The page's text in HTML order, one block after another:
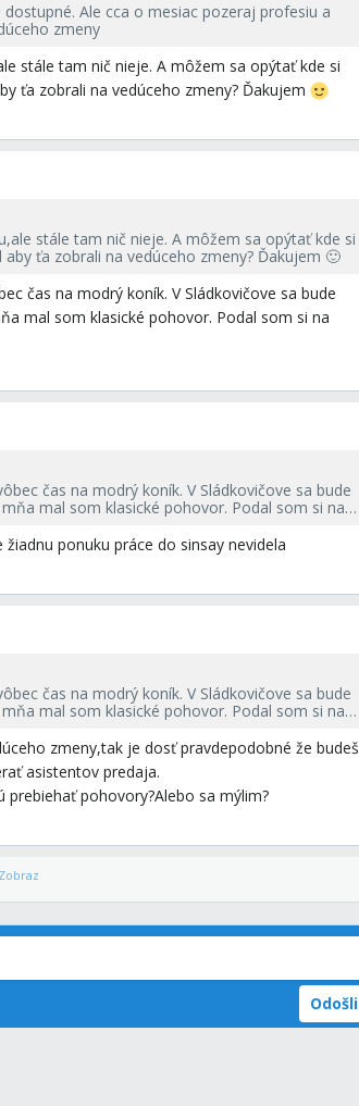
Ale cca o mesiac pozeraj profesiu a
zmeny
stále tam nič nieje. A môžem sa opýtať kde si
ťa zobrali na vedúceho zmeny? Ďakujem
stále tam nič nieje. A môžem sa opýtať kde si
ťa zobrali na vedúceho zmeny? Ďakujem 🙂
čas na modrý koník. V Sládkovičove sa bude
mal som klasické pohovor. Podal som si na
čas na modrý koník. V Sládkovičove sa bude
mal som klasické pohovor. Podal som si na
ponuku práce do sinsay nevidela
čas na modrý koník. V Sládkovičove sa bude
mal som klasické pohovor. Podal som si na
zmeny,tak je dosť pravdepodobné že budeš
asistentov predaja.
prebiehať pohovory?Alebo sa mýlim?
Zobraz
Odošli